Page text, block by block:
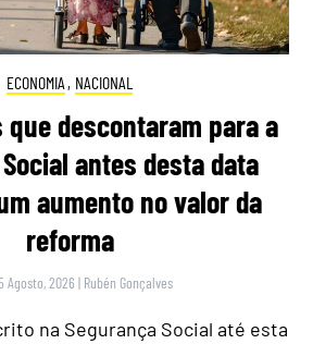
ECONOMIA , NACIONAL
descontaram para a
antes desta data
aumento no valor da
reforma
Agosto, 2026 | Rubén Gonçalves
na Segurança Social até esta